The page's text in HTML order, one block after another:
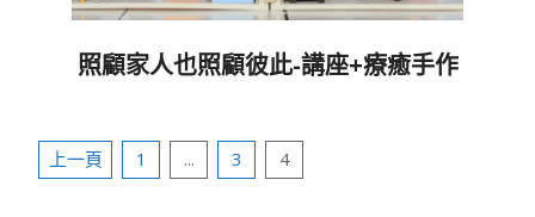
照顧家人也照顧彼此-講座+療癒手作
06
文
上一頁 1 ... 3 4